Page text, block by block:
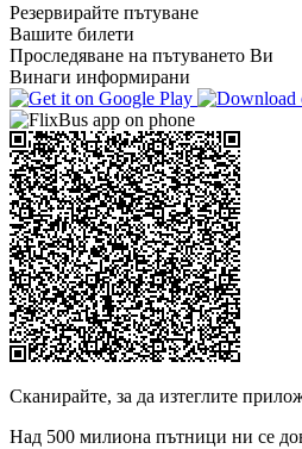
Резервирайте пътуване
Вашите билети
Проследяване на пътуването Ви
Винаги информирани
Сканирайте, за да изтеглите
Над 500 милиона пътници ни се